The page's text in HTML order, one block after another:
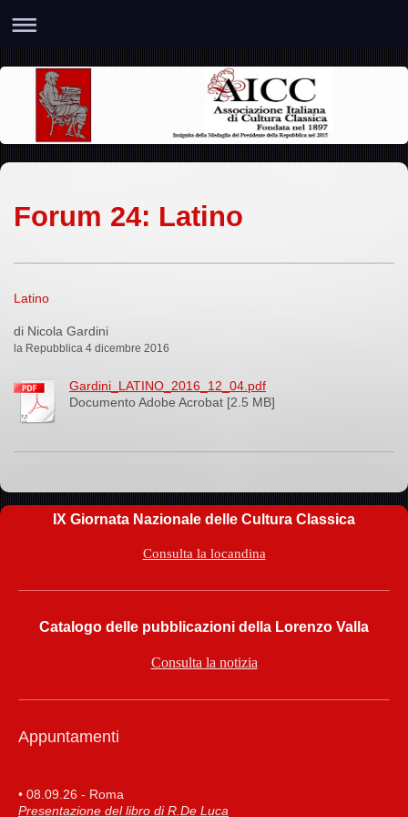
Forum 24: Latino
Latino
di Nicola Gardini
la Repubblica 4 dicembre 2016
Gardini_LATINO_2016_12_04.pdf
Documento Adobe Acrobat [2.5 MB]
IX Giornata Nazionale delle Cultura Classica
Consulta la locandina
Catalogo delle pubblicazioni della Lorenzo Valla
Consulta la notizia
Appuntamenti
• 08.09.26 - Roma
Presentazione del libro di R.De Luca